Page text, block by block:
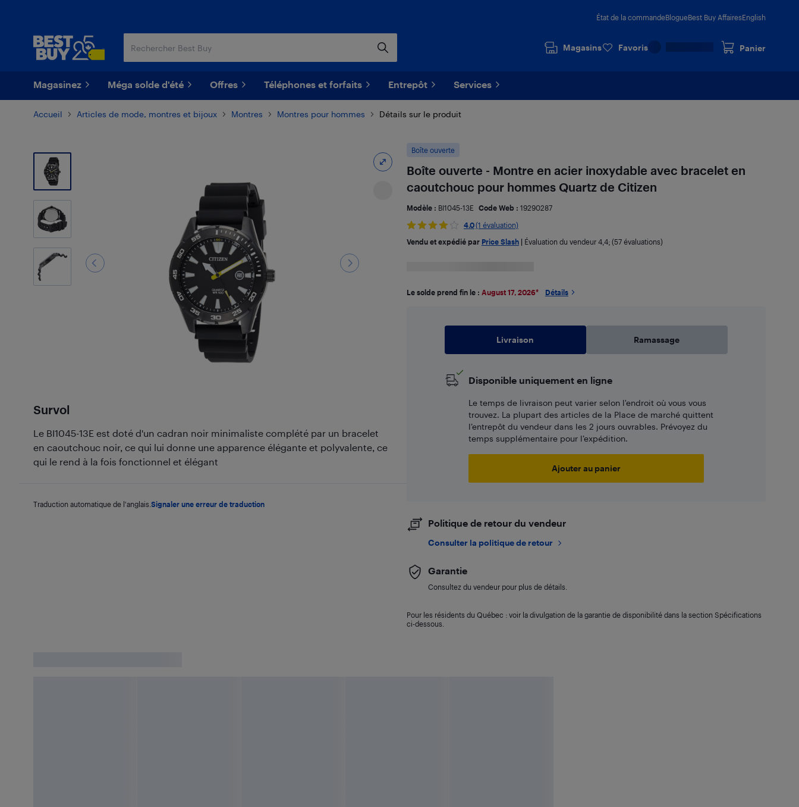
État de la commandeBlogueBest Buy AffairesEnglish
Magasins Favoris Panier
Magasinez Méga solde d'été Offres Téléphones et forfaits Entrepôt Services
Accueil Articles de mode, montres et bijoux Montres Montres pour hommes Détails sur le produit
Survol
Le BI1045-13E est doté d'un cadran noir minimaliste complété par un bracelet
en caoutchouc noir, ce qui lui donne une apparence élégante et polyvalente, ce
qui le rend à la fois fonctionnel et élégant
Traduction automatique de l'anglais. Signaler une erreur de traduction
Boîte ouverte
Boîte ouverte - Montre en acier inoxydable avec bracelet en
caoutchouc pour hommes Quartz de Citizen
Modèle : BI1045-13E Code Web : 19290287
4.0(1 évaluation)
Vendu et expédié par Price Slash| Évaluation du vendeur 4,4; (57 évaluations)
Le solde prend fin le : August 17, 2026* Détails
Livraison Ramassage
Disponible uniquement en ligne
Le temps de livraison peut varier selon l'endroit où vous vous
trouvez. La plupart des articles de la Place de marché quittent
l’entrepôt du vendeur dans les 2 jours ouvrables. Prévoyez du
temps supplémentaire pour l’expédition.
Ajouter au panier
Politique de retour du vendeur
Consulter la politique de retour
Garantie
Consultez du vendeur pour plus de détails.
Pour les résidents du Québec : voir la divulgation de la garantie de disponibilité dans la section Spécifications
ci-dessous.